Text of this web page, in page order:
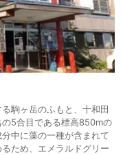
駒ヶ岳のふもと、十和田
5合目である標高850mの
中に藻の一種が含まれて
ため、エメラルドグリー